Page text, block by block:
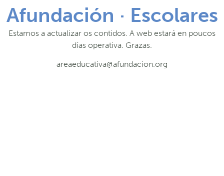
Afundación · Escolares
Estamos a actualizar os contidos. A web estará en poucos
días operativa. Grazas.
areaeducativa@afundacion.org